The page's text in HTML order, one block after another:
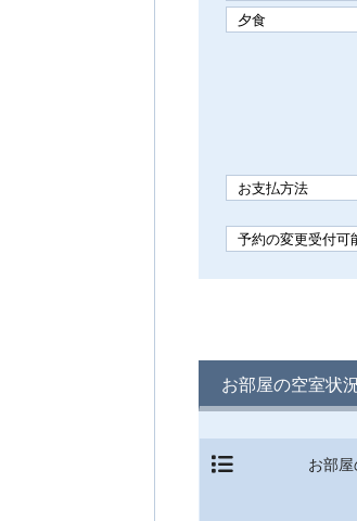
夕食
お支払方法
予約の変更受付可
お部屋の空室状
お部